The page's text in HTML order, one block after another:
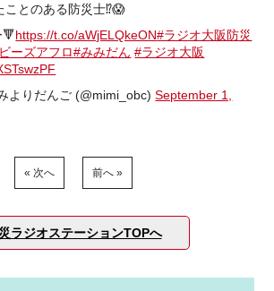
ことのある防災士⁉️😱
https://t.co/aWjELQkeON#ラジオ大阪防災
ーズアフロ#みみだん #ラジオ大阪
よりだんご (@mimi_obc)September 1,
« 次へ 前へ »
ラジオステーションTOPへ